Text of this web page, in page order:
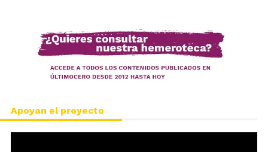
Apoyan el proyecto